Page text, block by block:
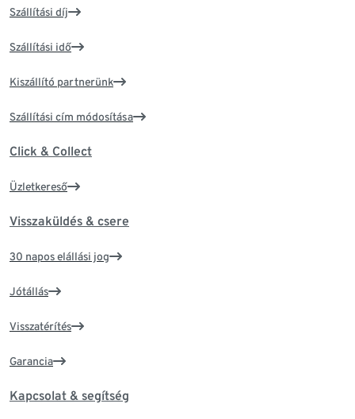
Szállítási díj
Szállítási idő
Kiszállító partnerünk
Szállítási cím módosítása
Click & Collect
Üzletkereső
Visszaküldés & csere
30 napos elállási jog
Jótállás
Visszatérítés
Garancia
Kapcsolat & segítség